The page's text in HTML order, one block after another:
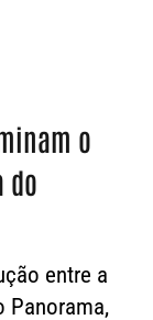
o
do
entre a
Panorama,